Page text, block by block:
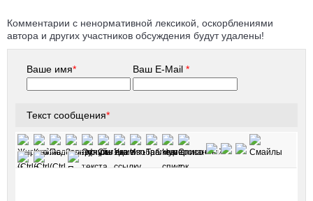
Комментарии с ненормативной лексикой, оскорблениями
автора и других участников обсуждения будут удалены!
Ваше имя* Ваш E-Mail*
Текст сообщения*